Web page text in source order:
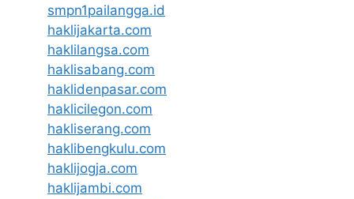
smpn1pailangga.id
haklijakarta.com
haklilangsa.com
haklisabang.com
haklidenpasar.com
haklicilegon.com
hakliserang.com
haklibengkulu.com
haklijogja.com
haklijambi.com